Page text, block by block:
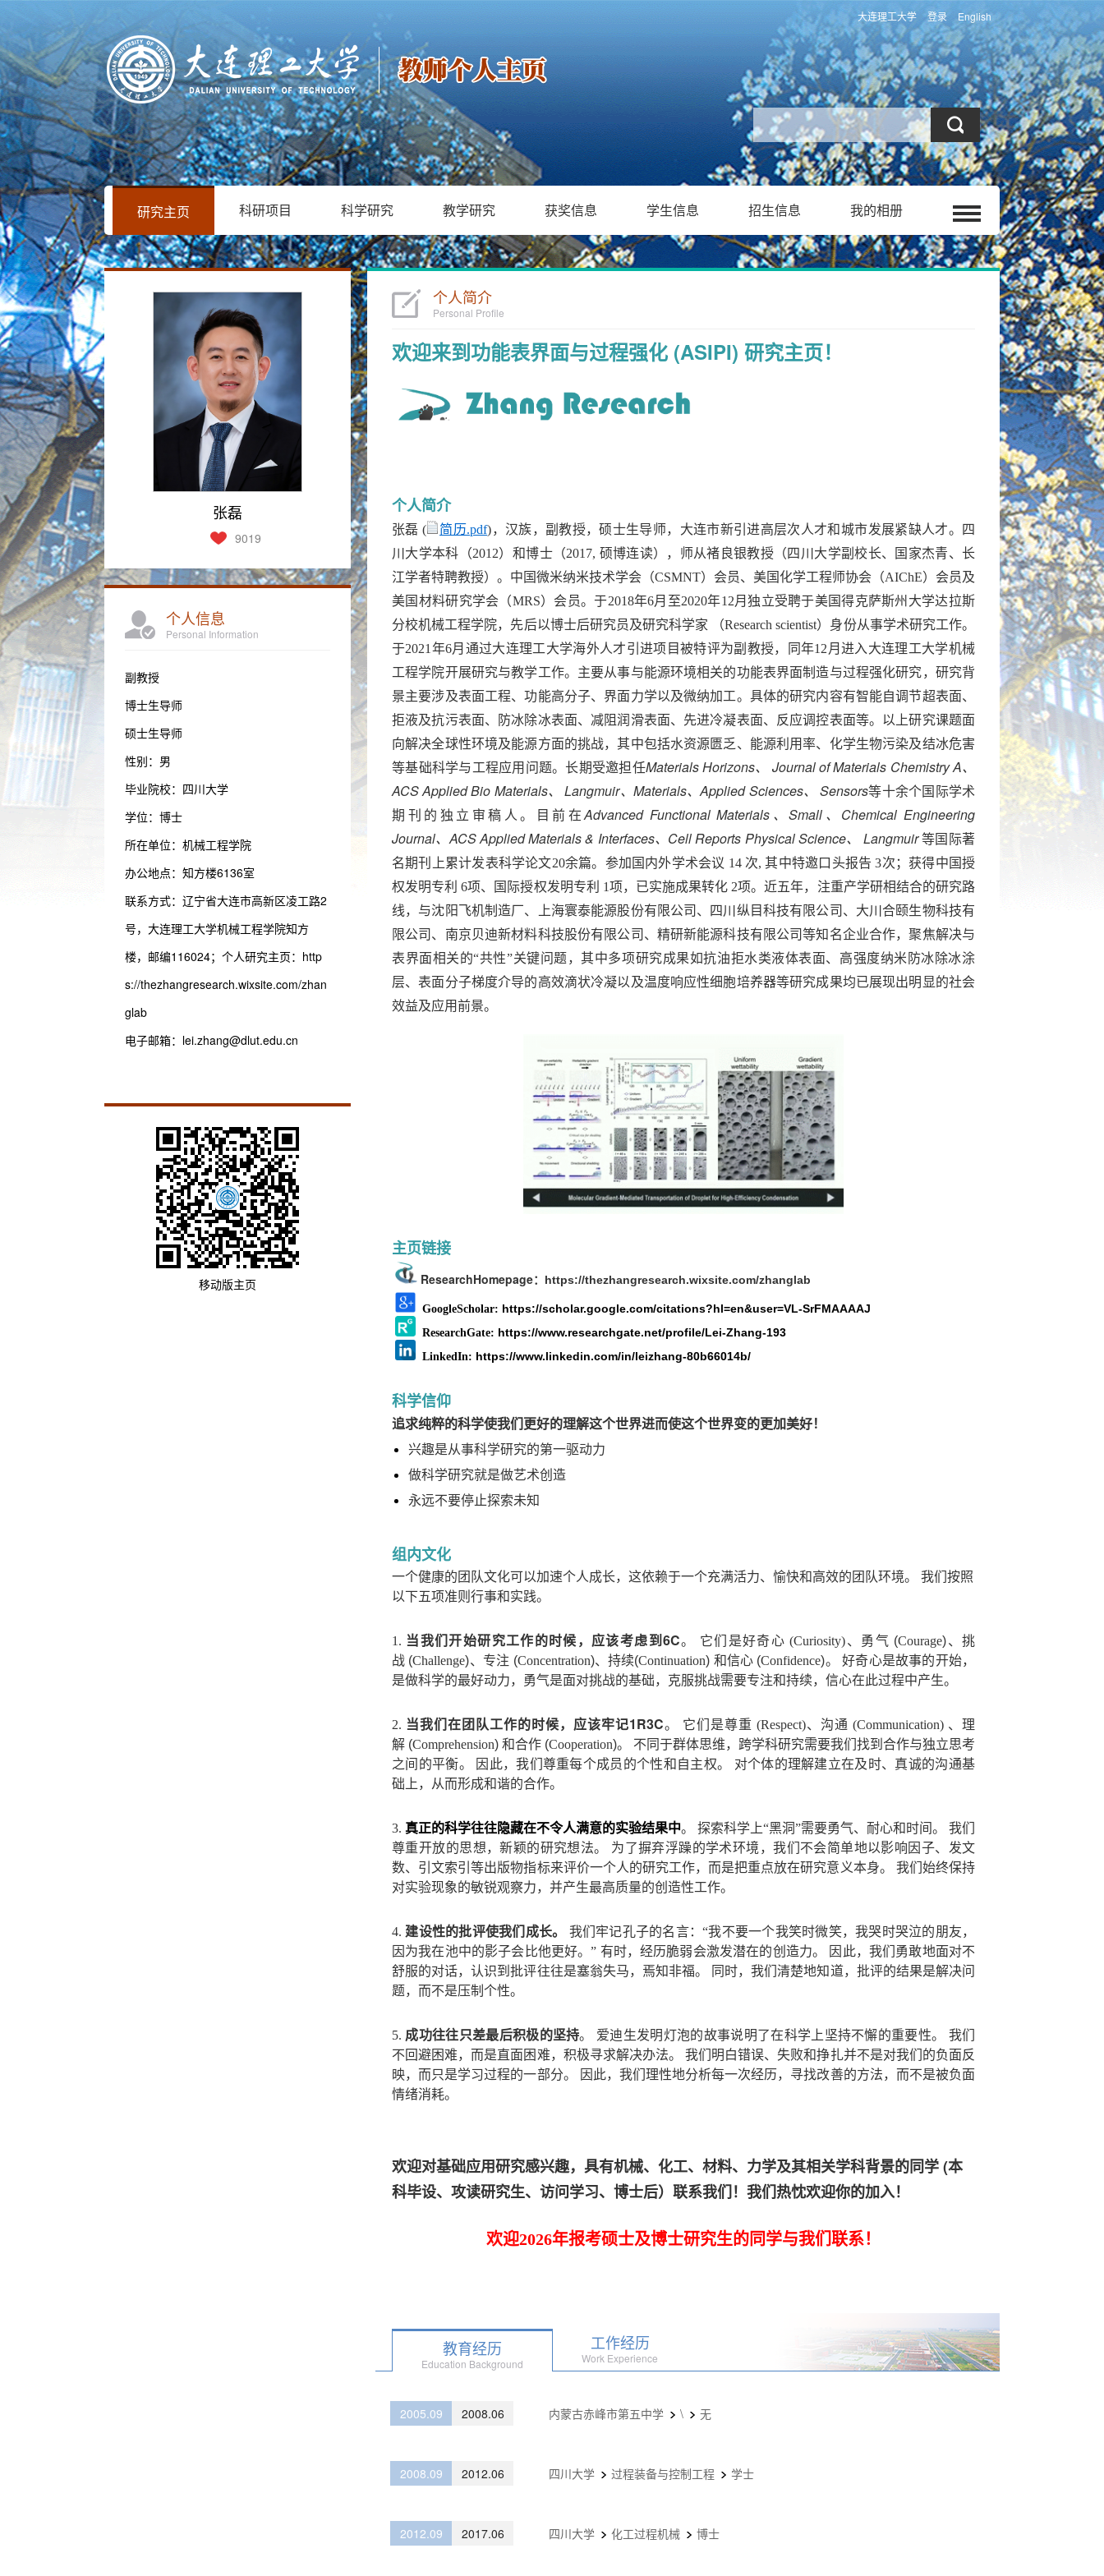
大连理工大学 登录 English
研究主页 科研项目 科学研究 教学研究 获奖信息 学生信息 招生信息 我的相册
张磊
9019
个人信息
Personal Information
副教授
博士生导师
硕士生导师
性别：男
毕业院校：四川大学
学位：博士
所在单位：机械工程学院
办公地点：知方楼6136室
联系方式： 辽宁省大连市高新区凌工路2
号，大连理工大学机械工程学院知方
楼，邮编116024；个人研究主页：http
s://thezhangresearch.wixsite.com/zhan
glab
电子邮箱： lei.zhang@dlut.edu.cn
移动版主页
个人简介
Personal Profile
欢迎来到功能表界面与过程强化 (ASIPI) 研究主页！
个人简介
张磊 ( 简历.pdf)，汉族，副教授，硕士生导师，大连市新引进高层次人才和城市发展紧缺人才。四
川大学本科（2012）和博士（2017, 硕博连读），师从褚良银教授（四川大学副校长、国家杰青、长
江学者特聘教授）。中国微米纳米技术学会（CSMNT）会员、美国化学工程师协会（AIChE）会员及
美国材料研究学会（MRS）会员。于2018年6月至2020年12月独立受聘于美国得克萨斯州大学达拉斯
分校机械工程学院，先后以博士后研究员及研究科学家 （Research scientist）身份从事学术研究工作。
于2021年6月通过大连理工大学海外人才引进项目被特评为副教授，同年12月进入大连理工大学机械
工程学院开展研究与教学工作。主要从事与能源环境相关的功能表界面制造与过程强化研究，研究背
景主要涉及表面工程、功能高分子、界面力学以及微纳加工。具体的研究内容有智能自调节超表面、
拒液及抗污表面、防冰除冰表面、减阻润滑表面、先进冷凝表面、反应调控表面等。以上研究课题面
向解决全球性环境及能源方面的挑战，其中包括水资源匮乏、能源利用率、化学生物污染及结冰危害
等基础科学与工程应用问题。长期受邀担任Materials Horizons、 Journal of Materials Chemistry A、
ACS Applied Bio Materials、 Langmuir、Materials、Applied Sciences、 Sensors等十余个国际学术
期刊的独立审稿人。目前在Advanced Functional Materials、Small、Chemical Engineering
Journal、ACS Applied Materials & Interfaces、Cell Reports Physical Science、 Langmuir等国际著
名期刊上累计发表科学论文20余篇。参加国内外学术会议 14 次, 其中特邀口头报告 3次；获得中国授
权发明专利 6项、国际授权发明专利 1项，已实施成果转化 2项。近五年，注重产学研相结合的研究路
线，与沈阳飞机制造厂、上海寰泰能源股份有限公司、四川纵目科技有限公司、大川合颐生物科技有
限公司、南京贝迪新材料科技股份有限公司、精研新能源科技有限公司等知名企业合作，聚焦解决与
表界面相关的“共性”关键问题，其中多项研究成果如抗油拒水类液体表面、高强度纳米防冰除冰涂
层、表面分子梯度介导的高效滴状冷凝以及温度响应性细胞培养器等研究成果均已展现出明显的社会
效益及应用前景。
主页链接
ResearchHomepage： https://thezhangresearch.wixsite.com/zhanglab
GoogleScholar: https://scholar.google.com/citations?hl=en&user=VL-SrFMAAAAJ
ResearchGate: https://www.researchgate.net/profile/Lei-Zhang-193
LinkedIn: https://www.linkedin.com/in/leizhang-80b66014b/
科学信仰
追求纯粹的科学使我们更好的理解这个世界进而使这个世界变的更加美好！
兴趣是从事科学研究的第一驱动力
做科学研究就是做艺术创造
永远不要停止探索未知
组内文化
一个健康的团队文化可以加速个人成长，这依赖于一个充满活力、愉快和高效的团队环境。 我们按照
以下五项准则行事和实践。
1. 当我们开始研究工作的时候，应该考虑到6C。 它们是好奇心 (Curiosity)、勇气 (Courage)、挑
战 (Challenge)、专注 (Concentration)、持续(Continuation) 和信心 (Confidence)。 好奇心是故事的开始，
是做科学的最好动力，勇气是面对挑战的基础，克服挑战需要专注和持续，信心在此过程中产生。
2. 当我们在团队工作的时候，应该牢记1R3C。 它们是尊重 (Respect)、沟通 (Communication) 、理
解 (Comprehension) 和合作 (Cooperation)。 不同于群体思维，跨学科研究需要我们找到合作与独立思考
之间的平衡。 因此，我们尊重每个成员的个性和自主权。 对个体的理解建立在及时、真诚的沟通基
础上，从而形成和谐的合作。
3. 真正的科学往往隐藏在不令人满意的实验结果中。 探索科学上“黑洞”需要勇气、耐心和时间。 我们
尊重开放的思想，新颖的研究想法。 为了摒弃浮躁的学术环境，我们不会简单地以影响因子、发文
数、引文索引等出版物指标来评价一个人的研究工作，而是把重点放在研究意义本身。 我们始终保持
对实验现象的敏锐观察力，并产生最高质量的创造性工作。
4. 建设性的批评使我们成长。
我们牢记孔子的名言：“我不要一个我笑时微笑，我哭时哭泣的朋友，
因为我在池中的影子会比他更好。” 有时，经历脆弱会激发潜在的创造力。 因此，我们勇敢地面对不
舒服的对话，认识到批评往往是塞翁失马，焉知非福。 同时，我们清楚地知道，批评的结果是解决问
题，而不是压制个性。
5. 成功往往只差最后积极的坚持。 爱迪生发明灯泡的故事说明了在科学上坚持不懈的重要性。 我们
不回避困难，而是直面困难，积极寻求解决办法。 我们明白错误、失败和挣扎并不是对我们的负面反
映，而只是学习过程的一部分。 因此，我们理性地分析每一次经历，寻找改善的方法，而不是被负面
情绪消耗。
欢迎对基础应用研究感兴趣，具有机械、化工、材料、力学及其相关学科背景的同学 (本
科毕设、攻读研究生、访问学习、博士后）联系我们！我们热忱欢迎你的加入！
欢迎2026年报考硕士及博士研究生的同学与我们联系！
教育经历
Education Background
工作经历
Work Experience
2005.09 2008.06 内蒙古赤峰市第五中学 \ 无
2008.09 2012.06 四川大学 过程装备与控制工程 学士
2012.09 2017.06 四川大学 化工过程机械 博士